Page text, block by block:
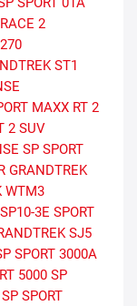
2
ST1
MAXX RT 2
2 SUV
SP SPORT
GRANDTREK
WTM3
SP10-3E SPORT
SJ5
SPORT 3000A
5000 SP
SP SPORT